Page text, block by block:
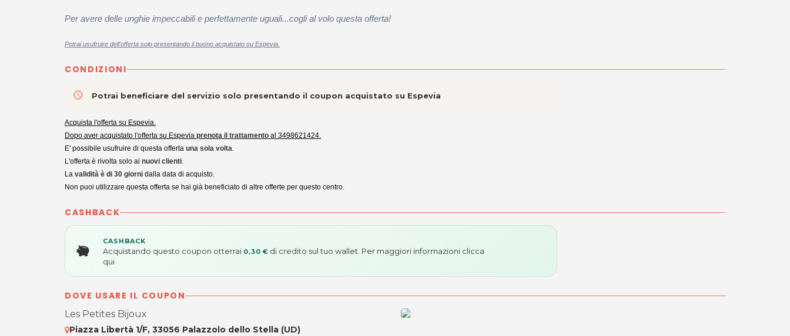
Per avere delle unghie impeccabili e perfettamente uguali...cogli al volo questa offerta!
Potrai usufruire dell'offerta solo presentando il buono acquistato su Espevia.
CONDIZIONI
access_time Potrai beneficiare del servizio solo presentando il coupon acquistato su Espevia
Acquista l'offerta su Espevia.
Dopo aver acquistato l'offerta su Espevia prenota il trattamento al 3498621424.
E' possibile usufruire di questa offerta una sola volta.
L'offerta è rivolta solo ai nuovi clienti.
La validità è di 30 giorni dalla data di acquisto.
Non puoi utilizzare questa offerta se hai già beneficiato di altre offerte per questo centro.
CASHBACK
CASHBACK
Acquistando questo coupon otterrai 0,30 € di credito sul tuo wallet. Per maggiori informazioni clicca
qui
DOVE USARE IL COUPON
Les Petites Bijoux
Piazza Libertà 1/F, 33056 Palazzolo dello Stella (UD)